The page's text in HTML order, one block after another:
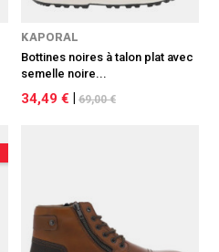
KAPORAL
Bottines noires à talon plat avec
semelle noire...
34,49 € 69,00 €